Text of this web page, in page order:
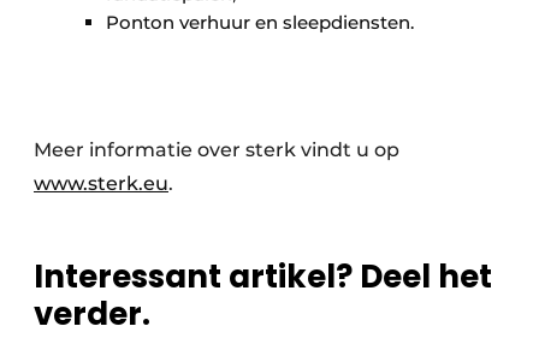
Ponton verhuur en sleepdiensten.
Meer informatie over sterk vindt u op
www.sterk.eu.
Interessant artikel? Deel het
verder.